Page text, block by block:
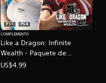
Like a Dragon: Infinite
Wealth - Paquete de
trabajos especiales PS4 &
PS5
PS4
COMPLEMENTO
US$4.99